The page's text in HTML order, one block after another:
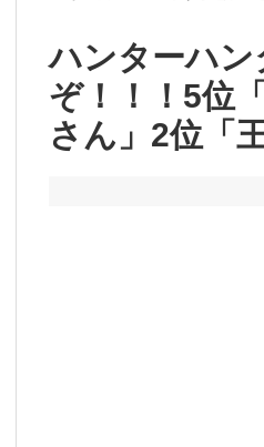
ハンターハン
ぞ！！！5位
さん」2位「